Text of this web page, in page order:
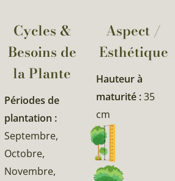
Cycles &
Besoins de
la Plante​
Périodes de
plantation :
Septembre,
Octobre,
Novembre,
Aspect /
Esthétique
Hauteur à
maturité :35
cm